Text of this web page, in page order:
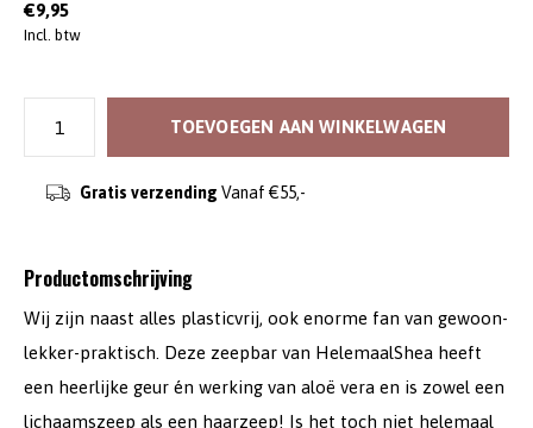
€9,95
Incl. btw
TOEVOEGEN AAN WINKELWAGEN
Gratis verzending Vanaf €55,-
Productomschrijving
Wij zijn naast alles plasticvrij, ook enorme fan van gewoon-
lekker-praktisch. Deze zeepbar van HelemaalShea heeft
een heerlijke geur én werking van aloë vera en is zowel een
lichaamszeep als een haarzeep! Is het toch niet helemaal